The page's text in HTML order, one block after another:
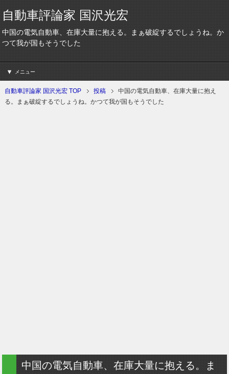
自動車評論家 国沢光宏
中国の電気自動車、在庫大量に抱える。まぁ破綻するでしょうね。か
つて我が国もそうでした
メニュー
自動車評論家 国沢光宏 TOP 投稿
中国の電気自動車、在庫大量に抱え
る。まぁ破綻するでしょうね。かつて我が国もそうでした
中国の電気自動車、在庫大量に抱える。ま